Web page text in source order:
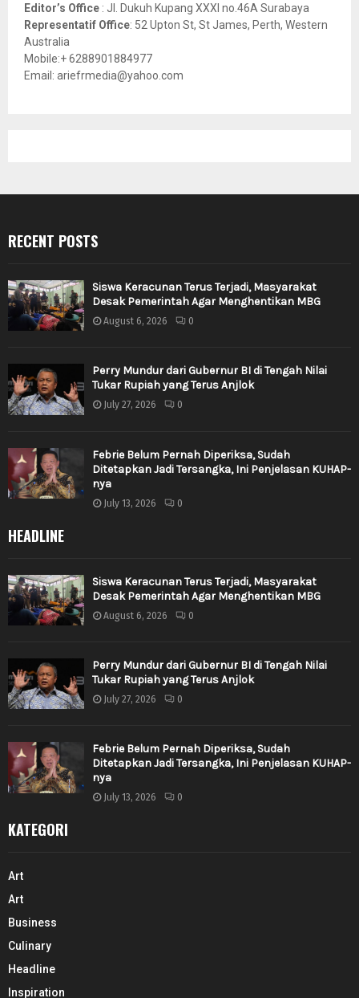
Editor’s Office : Jl. Dukuh Kupang XXXI no.46A Surabaya
Representatif Office: 52 Upton St, St James, Perth, Western
Australia
Mobile:+ 6288901884977
Email: ariefrmedia@yahoo.com
RECENT POSTS
Siswa Keracunan Terus Terjadi, Masyarakat
Desak Pemerintah Agar Menghentikan MBG
August 6, 2026 0
Perry Mundur dari Gubernur BI di Tengah Nilai
Tukar Rupiah yang Terus Anjlok
July 27, 2026 0
Febrie Belum Pernah Diperiksa, Sudah
Ditetapkan Jadi Tersangka, Ini Penjelasan KUHAP-
nya
July 13, 2026 0
HEADLINE
Siswa Keracunan Terus Terjadi, Masyarakat
Desak Pemerintah Agar Menghentikan MBG
August 6, 2026 0
Perry Mundur dari Gubernur BI di Tengah Nilai
Tukar Rupiah yang Terus Anjlok
July 27, 2026 0
Febrie Belum Pernah Diperiksa, Sudah
Ditetapkan Jadi Tersangka, Ini Penjelasan KUHAP-
nya
July 13, 2026 0
KATEGORI
Art
Art
Business
Culinary
Headline
Inspiration